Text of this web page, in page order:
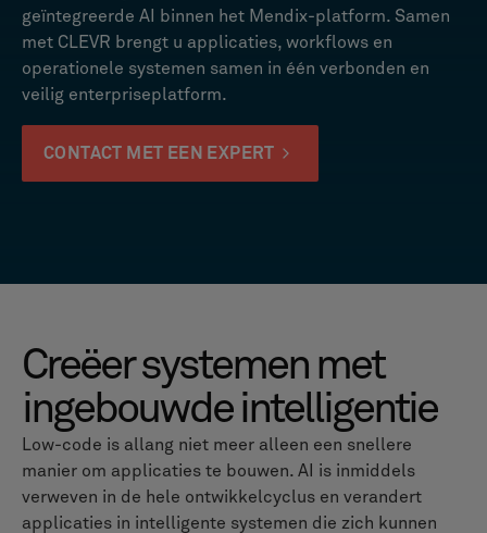
geïntegreerde AI binnen het Mendix-platform. Samen
met CLEVR brengt u applicaties, workflows en
operationele systemen samen in één verbonden en
veilig enterpriseplatform.
CONTACT MET EEN EXPERT
Creëer systemen met
ingebouwde intelligentie
Low-code is allang niet meer alleen een snellere
manier om applicaties te bouwen. AI is inmiddels
verweven in de hele ontwikkelcyclus en verandert
applicaties in intelligente systemen die zich kunnen